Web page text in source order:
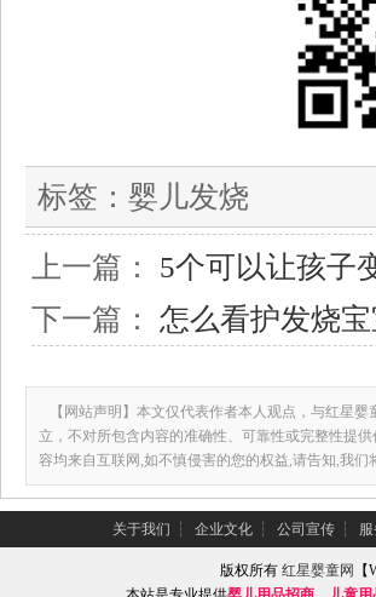
标签： 婴儿发烧
上一篇： 5个可以让孩子
下一篇： 怎么看护发烧宝
【网站声明】本文仅代表作者本人观点，与红星
立，不对所包含内容的准确性、可靠性或完整性提
容均来自互联网,如不慎侵害的您的权益,请告知,我们
关于我们 ┆ 企业文化 ┆ 公司宣传 ┆
版权所有红星婴童网